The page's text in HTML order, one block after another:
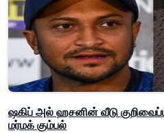
ஷகிப் அல் ஹசனின் வீடு
மர்மக் கும்பல்